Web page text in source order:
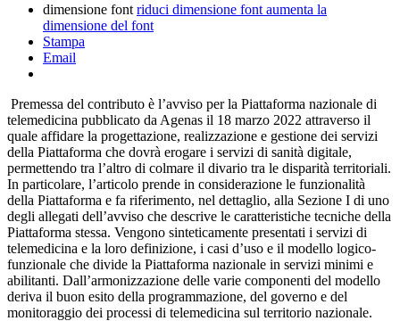
dimensione font riduci dimensione font aumenta la
dimensione del font
Stampa
Email
Premessa del contributo è l’avviso per la Piattaforma nazionale di
telemedicina pubblicato da Agenas il 18 marzo 2022 attraverso il
quale affidare la progettazione, realizzazione e gestione dei servizi
della Piattaforma che dovrà erogare i servizi di sanità digitale,
permettendo tra l’altro di colmare il divario tra le disparità territoriali.
In particolare, l’articolo prende in considerazione le funzionalità
della Piattaforma e fa riferimento, nel dettaglio, alla Sezione I di uno
degli allegati dell’avviso che descrive le caratteristiche tecniche della
Piattaforma stessa. Vengono sinteticamente presentati i servizi di
telemedicina e la loro definizione, i casi d’uso e il modello logico-
funzionale che divide la Piattaforma nazionale in servizi minimi e
abilitanti. Dall’armonizzazione delle varie componenti del modello
deriva il buon esito della programmazione, del governo e del
monitoraggio dei processi di telemedicina sul territorio nazionale.